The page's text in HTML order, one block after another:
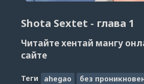
Shota Sextet - глава 1
Читайте хентай мангу
сайте
Теги ahegao без